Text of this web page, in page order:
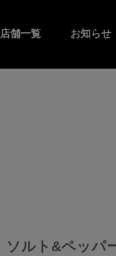
店舗一覧 お知らせ
ソルト&ペッパ